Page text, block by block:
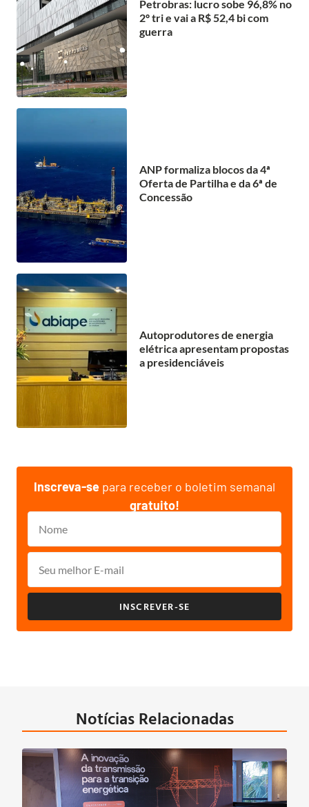
Petrobras: lucro sobe 96,8% no
2º tri e vai a R$ 52,4 bi com
guerra
ANP formaliza blocos da 4ª
Oferta de Partilha e da 6ª de
Concessão
Autoprodutores de energia
elétrica apresentam propostas
a presidenciáveis
Inscreva-se para receber o boletim semanal
gratuito!
INSCREVER-SE
Notícias Relacionadas